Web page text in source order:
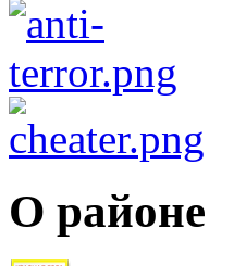
О районе